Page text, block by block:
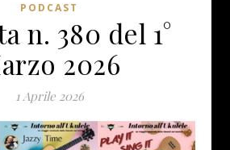
PODCAST
n. 380 del 1°
2026
1 Aprile 2026